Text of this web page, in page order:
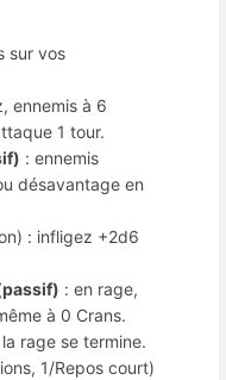
sur vos
ennemis à 6
1 tour.
: ennemis
désavantage en
: infligez +2d6
: en rage,
à 0 Crans.
rage se termine.
1/Repos court)